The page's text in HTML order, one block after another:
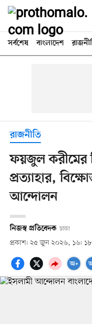
সর্বশেষ বাংলাদেশ
রাজনীতি
ফয়জুল করীমের
প্রত্যাহার,
আন্দোলন
নিজস্ব প্রতিবেদক ঢাকা
প্রকাশ: ২৫ জুন ২০২৬, ১৬: ১৮